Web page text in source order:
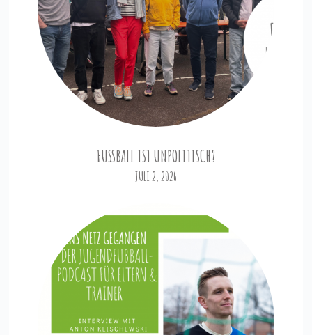
FUSSBALL IST UNPOLITISCH?
JULI 2, 2026